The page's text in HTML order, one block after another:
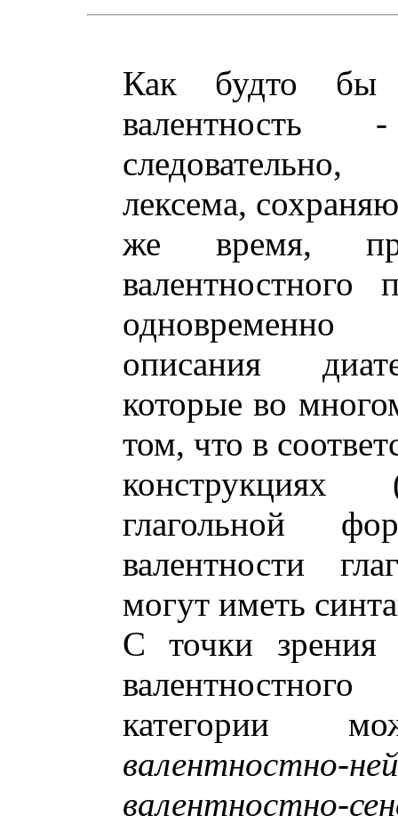
Как будто бы
следовательно,
лексема,
же время,
описания
которые во
том, что в
глагольной
валентности
могут иметь
С точки зрения
категории
валентностно-
валентностно-